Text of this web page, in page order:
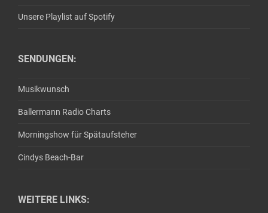
Unsere Playlist auf Spotify
SENDUNGEN:
Musikwunsch
Ballermann Radio Charts
Morningshow für Spätaufsteher
Cindys Beach-Bar
WEITERE LINKS: